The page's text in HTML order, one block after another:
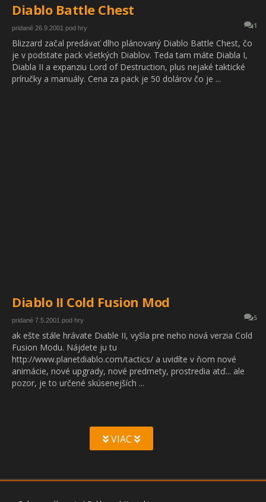
Diablo Battle Chest
1
pridané 26.9.2001 pod hry
Blizzard začal predávať dlho plánovaný Diablo Battle Chest, čo
je v podstate pack všetkých Diablov. Teda tam máte Diabla I,
Diabla II a expanziu Lord of Destruction, plus nejaké taktické
príručky a manuály. Cena za pack je 50 dolárov čo je ...
Diablo II Cold Fusion Mod
5
pridané 7.5.2001 pod hry
ak ešte stále hrávate Diable II, vyšla pre neho nová verzia Cold
Fusion Modu. Nájdete ju tu
http://www.planetdiablo.com/tactics/ a uvidíte v ňom nové
animácie, nové upgrady, nové predmety, prostredia atď... ale
pozor, je to určené skúsenejších ...
VIAC